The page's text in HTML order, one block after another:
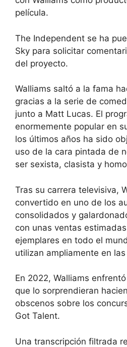
película.
The Independent se ha
Sky para solicitar
del proyecto.
Walliams saltó a la fama
gracias a la serie de
junto a Matt Lucas. El
enormemente popular en
los últimos años ha sido
uso de la cara pintada de
ser sexista, clasista y
Tras su carrera televisiva,
convertido en uno de los
consolidados y
con unas ventas
ejemplares en todo el
utilizan ampliamente en
En 2022, Walliams
que lo sorprendieran
obscenos sobre los
Got Talent.
Una transcripción filtrada